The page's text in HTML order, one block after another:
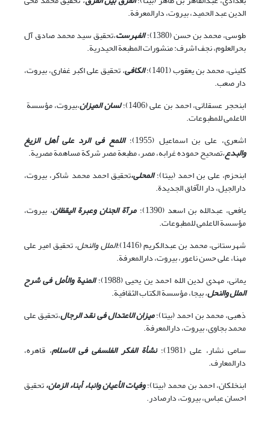
الدین عبد الحمید، بیروت، دارالمعرفة.
طوسی، محمد بن حسن (1380)؛
الفهرست،تحقیق سید محمد صادق آل
بحرالعلوم، نجف اشرف: منشورات المطبعة الحیدریة.
کلینی، محمد بن یعقوب (1401)؛
الکافى،تحقیق على اکبر غفارى، بیروت،
دار صعب.
ابن‏حجر عسقلانی، احمد بن علی (1406)؛
لسان المیزان،بیروت، مؤسسة
الاعلمى للمطبوعات.
اشعری، علی بن اسماعیل (1955)؛
اللمع فی الرد علی أهل الزیغ
والبدع،تصحیح حموده غرابه، مصر، مطبعة مصر شرکة مساهمة مصریة.
ابن‏حزم، علی بن احمد (بی‏تا)؛المحلى،تحقیق احمد محمد شاکر، بیروت،
دارالجیل، دار الآفاق الجدیدة.
یافعی، عبدالله بن اسعد (1390)؛
مرآة الجنان وعبرة الیقظان، بیروت،
مؤسسة الاعلمى للمطبوعات.
شهرستانی، محمد بن عبدالکریم (1416)؛
الملل والنحل،تحقیق امیر على
مهنا، على حسن ناعور، بیروت، دارالمعرفة.
یمانی، مهدی لدین الله احمد ین یحیی (1988)؛
المنیة والأمل فى شرح
الملل والنحل،بى‏جا، مؤسسة الکتاب الثقافیة.
ذهبی، محمد بن احمد (بی‏تا)؛میزان الاعتدال فى نقد الرجال،تحقیق على
محمد بجاوى، بیروت، دارالمعرفة.
سامی نشار، علی (1981)؛
نشأة الفکر الفلسفى فى الاسلام، قاهره،
دارالمعارف.
ابن‏خلکان، احمد بن محمد (بی‏تا)؛وفیات الأعیان وانباء أبناء الزمان،تحقیق
احسان عباس، بیروت، دارصادر.